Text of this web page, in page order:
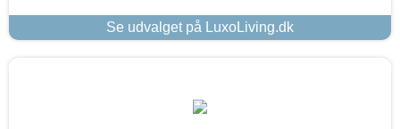
Se udvalget på LuxoLiving.dk